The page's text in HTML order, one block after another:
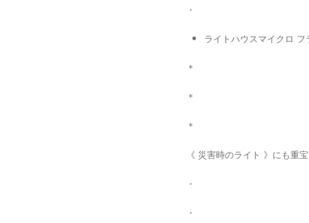
・
ライトハウスマイクロ
＊
＊
＊
《 災害時のライト 》にも重
・
・